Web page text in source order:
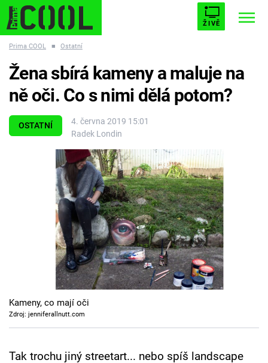
ŽIVĚ
ESCAPE PLNEJ KOTEL AVENGERS 5
Témata
Cool Esport
Pořady
Prima COOL ■ Ostatní
OSTATNÍ
4. června 2019 15:01
Radek Londin
Žena sbírá kameny a maluje na
ně oči. Co s nimi dělá potom?
Kameny, co mají oči
Zdroj: jenniferallnutt.com
Tak trochu jiný streetart... nebo spíš landscape